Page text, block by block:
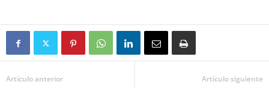
Artículo anterior Artículo siguiente